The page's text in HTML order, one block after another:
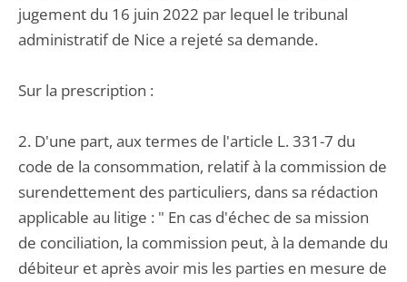
jugement du 16 juin 2022 par lequel le tribunal
administratif de Nice a rejeté sa demande.
Sur la prescription :
2. D'une part, aux termes de l'article L. 331-7 du
code de la consommation, relatif à la commission de
surendettement des particuliers, dans sa rédaction
applicable au litige : " En cas d'échec de sa mission
de conciliation, la commission peut, à la demande du
débiteur et après avoir mis les parties en mesure de